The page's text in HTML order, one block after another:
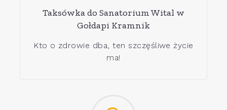
Taksówka do Sanatorium Wital w
Gołdapi Kramnik
Kto o zdrowie dba, ten szczęśliwe życie
ma!